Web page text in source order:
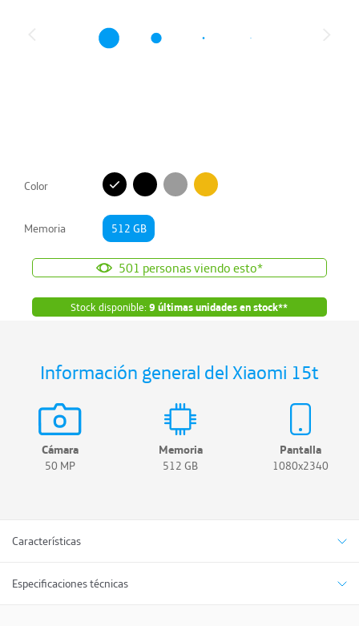
Color
Memoria 512 GB
501 personas viendo esto*
Stock disponible:9 últimas unidades en stock**
Información general del Xiaomi 15t
Cámara
50 MP
Memoria
512 GB
Pantalla
1080x2340
Características
Especificaciones técnicas